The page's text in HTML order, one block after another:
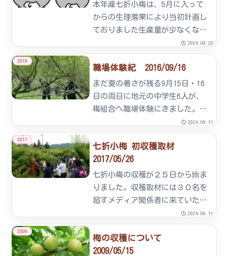
本年産七折小梅は、5月に入って
からの生理落果により当初計画し
ておりました生産量が少なくなり
ました。市場・通販・業者等への
販売量確保のため直接販売ができ
なくなりました。購入希望されて
いた皆様には、ご不便をおかけし
ます。誠に申し訳ないですが市
中...
2024.09.20
2016
職場体験紀 2016/09/16
まだ夏の暑さが残る9月15日・16
日の両日に地元の中学生6人が、
梅組合へ職場体験にきました。9
月15日 1日目天気予報では、そ
の前後に台風の到来が。しかし、
彼らの行いのお陰か件の台風はそ
れから3日後に到来となった。第
一日目。朝、9時前に到着...
2024.09.11
2017
七折小梅 初収穫取材
2017/05/26
七折小梅の収穫が２５日から始ま
りました。収穫取材には３０名を
超すメディア関係者に来ていただ
きました。あいにく雨上がりの露
の中ではありましたが精力的に取
材いただきました。組合からは七
折小梅のPRと凶作による品不足の
2024.09.11
2009
梅の収穫について
2009/05/15